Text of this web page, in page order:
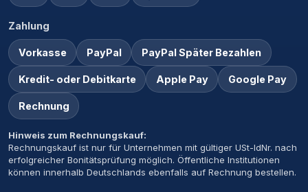
Zahlung
Vorkasse PayPal PayPal Später Bezahlen
Kredit- oder Debitkarte Apple Pay Google Pay
Rechnung
Hinweis zum Rechnungskauf:
Rechnungskauf ist nur für Unternehmen mit gültiger USt-IdNr. nach
erfolgreicher Bonitätsprüfung möglich. Öffentliche Institutionen
können innerhalb Deutschlands ebenfalls auf Rechnung bestellen.